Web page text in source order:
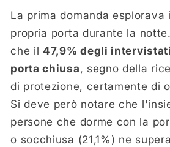
La prima domanda
propria porta durante la
che il47,9% degli
porta chiusa, segno della
di protezione, certamente di
Si deve però notare che
persone che dorme con la
o socchiusa (21,1%) ne